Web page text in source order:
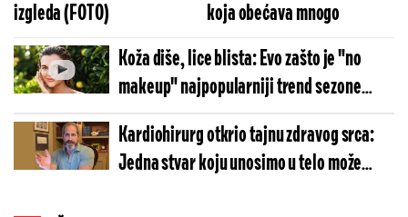
izgleda (FOTO)
koja obećava mnogo
Koža diše, lice blista: Evo zašto je "no
makeup" najpopularniji trend sezone
(VIDEO)
Kardiohirurg otkrio tajnu zdravog srca:
Jedna stvar koju unosimo u telo može